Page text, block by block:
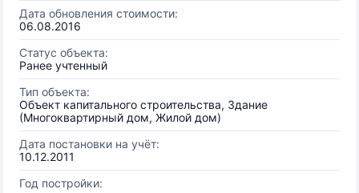
Дата обновления стоимости:
06.08.2016
Статус объекта:
Ранее учтенный
Тип объекта:
Объект капитального строительства, Здание
(Многоквартирный дом, Жилой дом)
Дата постановки на учёт:
10.12.2011
Год постройки: